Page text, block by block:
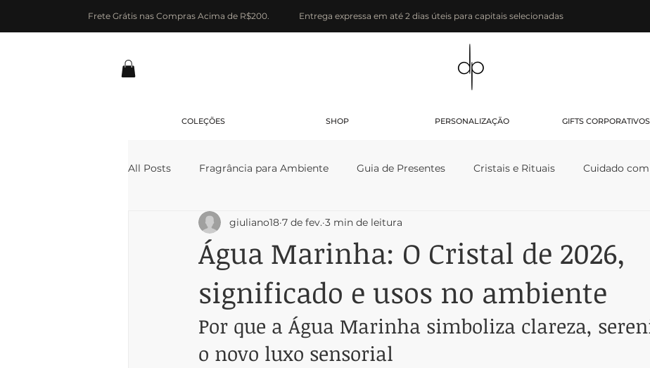
Frete Grátis nas Compras Acima de R$200. Entrega expressa em até 2 dias úteis para capitais selecionadas
COLEÇÕES SHOP PERSONALIZAÇÃO GIFTS CORPORATIVOS
All Posts Fragrância para Ambiente Guia de Presentes Cristais e Rituais Cuidado
Água Marinha: O Cristal de 2026,
significado e usos no ambiente
giuliano18 7 de fev. 3 min de leitura
Por que a Água Marinha simboliza clareza,
o novo luxo sensorial